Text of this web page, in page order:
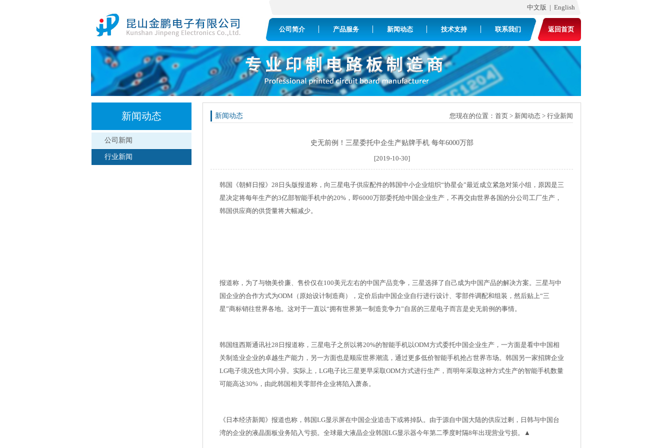
English
中文版 |
公司简介 产品服务 新闻动态 技术支持 联系我们 返回首页
新闻动态
公司新闻
行业新闻
新闻动态 您现在的位置： 首页 > 新闻动态 > 行业新闻
史无前例！三星委托中企生产贴牌手机 每年6000万部
[2019-10-30]
韩国《朝鲜日报》28日头版报道称，向三星电子供应配件的韩国中小企业组织“协星会”最近成立紧急对策小组，原因是三
星决定将每年生产的3亿部智能手机中的20%，即6000万部委托给中国企业生产，不再交由世界各国的分公司工厂生产，
韩国供应商的供货量将大幅减少。
报道称，为了与物美价廉、售价仅在100美元左右的中国产品竞争，三星选择了自己成为中国产品的解决方案。三星与中
国企业的合作方式为ODM（原始设计制造商），定价后由中国企业自行进行设计、零部件调配和组装，然后贴上“三
星”商标销往世界各地。这对于一直以“拥有世界第一制造竞争力”自居的三星电子而言是史无前例的事情。
韩国纽西斯通讯社28日报道称，三星电子之所以将20%的智能手机以ODM方式委托中国企业生产，一方面是看中中国相
关制造业企业的卓越生产能力，另一方面也是顺应世界潮流，通过更多低价智能手机抢占世界市场。韩国另一家招牌企业
LG电子境况也大同小异。实际上，LG电子比三星更早采取ODM方式进行生产，而明年采取这种方式生产的智能手机数量
可能高达30%，由此韩国相关零部件企业将陷入萧条。
《日本经济新闻》报道也称，韩国LG显示屏在中国企业追击下或将掉队。由于源自中国大陆的供应过剩，日韩与中国台
湾的企业的液晶面板业务陷入亏损。全球最大液晶企业韩国LG显示器今年第二季度时隔8年出现营业亏损。▲